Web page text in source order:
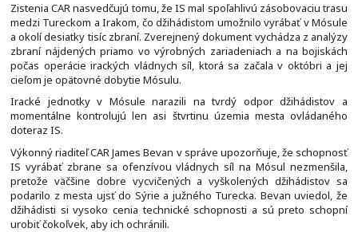
Zistenia CAR nasvedčujú tomu, že IS mal spoľahlivú zásobovaciu trasu
medzi Tureckom a Irakom, čo džihádistom umožnilo vyrábať v Mósule
a okolí desiatky tisíc zbraní. Zverejnený dokument vychádza z analýzy
zbraní nájdených priamo vo výrobných zariadeniach a na bojiskách
počas operácie irackých vládnych síl, ktorá sa začala v októbri a jej
cieľom je opätovné dobytie Mósulu.
Iracké jednotky v Mósule narazili na tvrdý odpor džihádistov a
momentálne kontrolujú len asi štvrtinu územia mesta ovládaného
doteraz IS.
Výkonný riaditeľ CAR James Bevan v správe upozorňuje, že schopnosť
IS vyrábať zbrane sa ofenzívou vládnych síl na Mósul nezmenšila,
pretože väčšine dobre vycvičených a vyškolených džihádistov sa
podarilo z mesta ujsť do Sýrie a južného Turecka. Bevan uviedol, že
džihádisti si vysoko cenia technické schopnosti a sú preto schopní
urobiť čokoľvek, aby ich ochránili.